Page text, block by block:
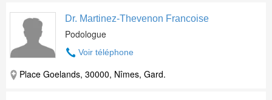
Dr. Martinez-Thevenon Francoise
Podologue
Voir téléphone
Place Goelands, 30000, Nîmes, Gard.